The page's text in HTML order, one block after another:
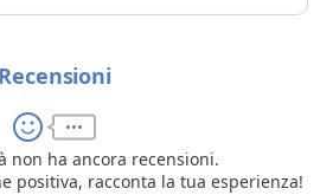
Recensioni
non ha ancora recensioni.
positiva, racconta la tua esperienza!